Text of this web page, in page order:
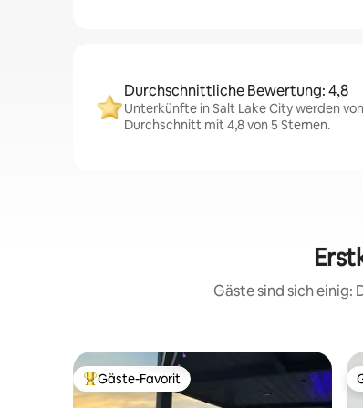
Durchschnittliche Bewertung: 4,8
Unterkünfte in Salt Lake City werden
Durchschnitt mit 4,8 von 5 Sternen.
Gäste sind sich
Beliebter Gäste-Favorit.
Gäste-Favorit